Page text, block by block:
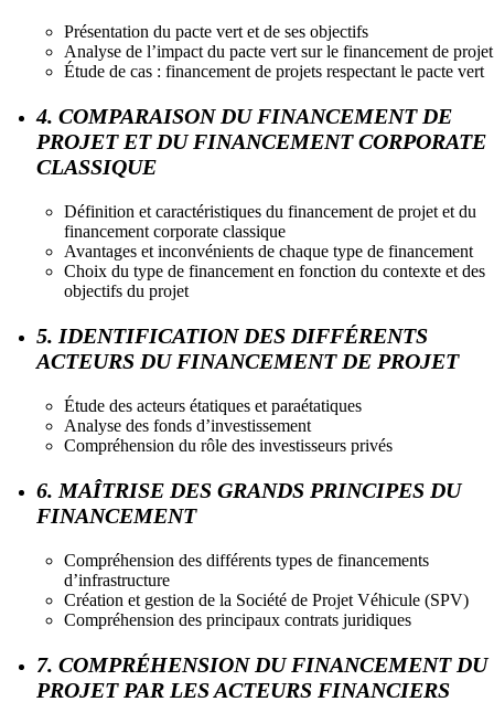
Présentation du pacte vert et de ses objectifs
Analyse de l’impact du pacte vert sur le financement de projet
Étude de cas : financement de projets respectant le pacte vert
4. COMPARAISON DU FINANCEMENT DE
PROJET ET DU FINANCEMENT CORPORATE
CLASSIQUE
Définition et caractéristiques du financement de projet et du
financement corporate classique
Avantages et inconvénients de chaque type de financement
Choix du type de financement en fonction du contexte et des
objectifs du projet
5. IDENTIFICATION DES DIFFÉRENTS
ACTEURS DU FINANCEMENT DE PROJET
Étude des acteurs étatiques et paraétatiques
Analyse des fonds d’investissement
Compréhension du rôle des investisseurs privés
6. MAÎTRISE DES GRANDS PRINCIPES DU
FINANCEMENT
Compréhension des différents types de financements
d’infrastructure
Création et gestion de la Société de Projet Véhicule (SPV)
Compréhension des principaux contrats juridiques
7. COMPRÉHENSION DU FINANCEMENT DU
PROJET PAR LES ACTEURS FINANCIERS